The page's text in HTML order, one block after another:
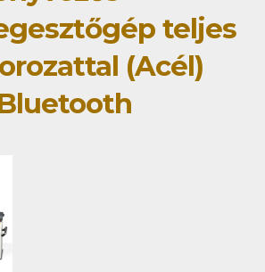
teljes
(Acél)